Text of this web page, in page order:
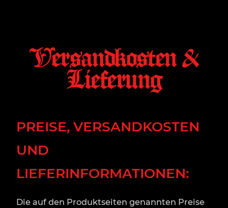
Versandkosten &
Lieferung
PREISE, VERSANDKOSTEN
UND
LIEFERINFORMATIONEN:
Die auf den Produktseiten genannten Preise